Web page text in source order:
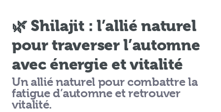
🌿 Shilajit : l’allié naturel
pour traverser l’automne
avec énergie et vitalité
Un allié naturel pour combattre la
fatigue d’automne et retrouver
vitalité.